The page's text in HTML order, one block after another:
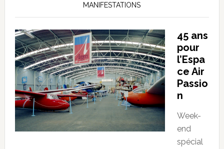
MANIFESTATIONS
45 ans
pour
l’Espa
ce Air
Passio
n
Week-
end
spécial